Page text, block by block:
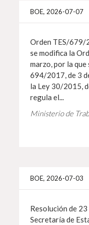
BOE, 2026-07-07
Orden TES/679/
se modifica la
marzo, por la
694/2017, de 3
la Ley 30/2015,
regula el...
Ministerio de
BOE, 2026-07-03
Resolución de
Secretaría de